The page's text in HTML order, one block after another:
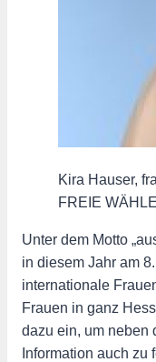
Kira Hauser,
FREIE
Unter dem Motto
in diesem Jahr am
internationale
Frauen in ganz
dazu ein, um neben
Information auch